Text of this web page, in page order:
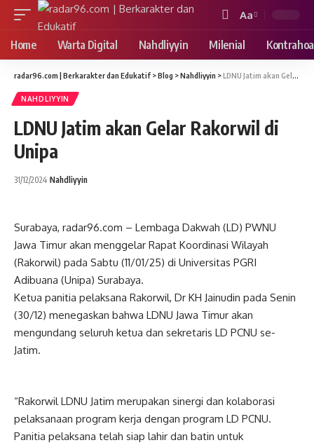
Font
Resizer
Aa
Home Warta Digital Nahdliyyin Milenial
radar96.com | Berkarakter dan Edukatif >Blog >Nahdliyyin >LDNU Jatim akan Gelar Rakorwil di Unipa
NAHDLIYYIN
LDNU Jatim akan Gelar Rakorwil di
Unipa
31/12/2024 Nahdliyyin
Surabaya, radar96.com – Lembaga Dakwah (LD) PWNU
Jawa Timur akan menggelar Rapat Koordinasi Wilayah
(Rakorwil) pada Sabtu (11/01/25) di Universitas PGRI
Adibuana (Unipa) Surabaya.
Ketua panitia pelaksana Rakorwil, Dr KH Jainudin pada Senin
(30/12) menegaskan bahwa LDNU Jawa Timur akan
mengundang seluruh ketua dan sekretaris LD PCNU se-
Jatim.
“Rakorwil LDNU Jatim merupakan sinergi dan kolaborasi
pelaksanaan program kerja dengan program LD PCNU.
Panitia pelaksana telah siap lahir dan batin untuk